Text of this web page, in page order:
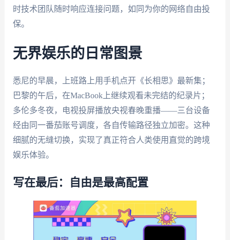
时技术团队随时响应连接问题，如同为你的网络自由投
保。
无界娱乐的日常图景
悉尼的早晨，上班路上用手机点开《长相思》最新集；
巴黎的午后，在MacBook上继续观看未完结的纪录片；
多伦多冬夜，电视投屏播放央视春晚重播——三台设备
经由同一番茄账号调度，各自传输路径独立加密。这种
细腻的无缝切换，实现了真正符合人类使用直觉的跨境
娱乐体验。
写在最后：自由是最高配置